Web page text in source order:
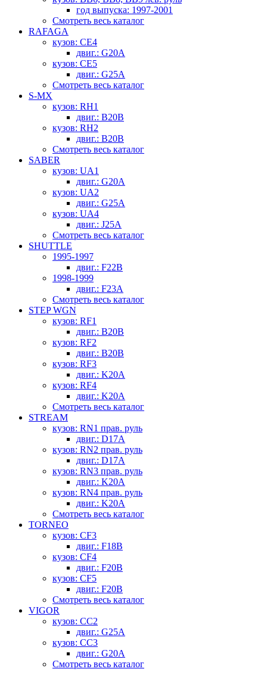
год выпуска: 1997-2001
Смотреть весь каталог
RAFAGA
кузов: CE4
двиг.: G20A
кузов: CE5
двиг.: G25A
Смотреть весь каталог
S-MX
кузов: RH1
двиг.: B20B
кузов: RH2
двиг.: B20B
Смотреть весь каталог
SABER
кузов: UA1
двиг.: G20A
кузов: UA2
двиг.: G25A
кузов: UA4
двиг.: J25A
Смотреть весь каталог
SHUTTLE
1995-1997
двиг.: F22B
1998-1999
двиг.: F23A
Смотреть весь каталог
STEP WGN
кузов: RF1
двиг.: B20B
кузов: RF2
двиг.: B20B
кузов: RF3
двиг.: K20A
кузов: RF4
двиг.: K20A
Смотреть весь каталог
STREAM
кузов: RN1 прав. руль
двиг.: D17A
кузов: RN2 прав. руль
двиг.: D17A
кузов: RN3 прав. руль
двиг.: K20A
кузов: RN4 прав. руль
двиг.: K20A
Смотреть весь каталог
TORNEO
кузов: CF3
двиг.: F18B
кузов: CF4
двиг.: F20B
кузов: CF5
двиг.: F20B
Смотреть весь каталог
VIGOR
кузов: CC2
двиг.: G25A
кузов: CC3
двиг.: G20A
Смотреть весь каталог